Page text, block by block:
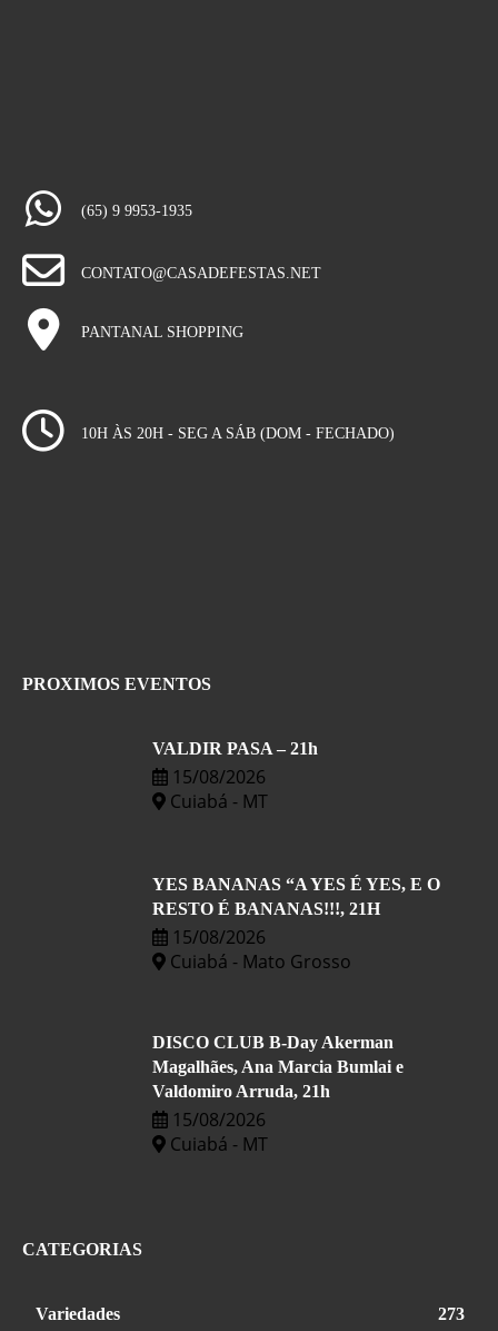
(65) 9 9953-1935
CONTATO@CASADEFESTAS.NET
PANTANAL SHOPPING
10H ÀS 20H - SEG A SÁB (DOM - FECHADO)
PROXIMOS EVENTOS
VALDIR PASA – 21h
15/08/2026
Cuiabá - MT
YES BANANAS “A YES É YES, E O
RESTO É BANANAS!!!, 21H
15/08/2026
Cuiabá - Mato Grosso
DISCO CLUB B-Day Akerman
Magalhães, Ana Marcia Bumlai e
Valdomiro Arruda, 21h
15/08/2026
Cuiabá - MT
CATEGORIAS
Variedades 273